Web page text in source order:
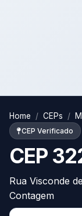
Home CEPs
CEP Verificado
CEP
Rua Visconde
Contagem